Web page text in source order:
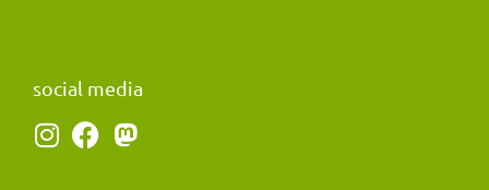
social media
I
F
M